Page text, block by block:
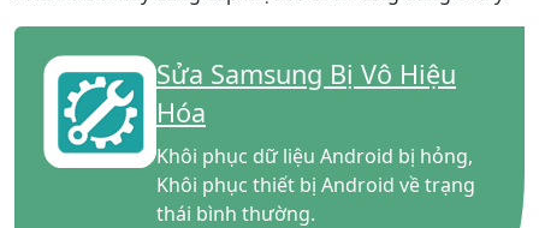
Sửa Samsung Bị Vô Hiệu
Hóa
Khôi phục dữ liệu Android bị hỏng,
Khôi phục thiết bị Android về trạng
thái bình thường.